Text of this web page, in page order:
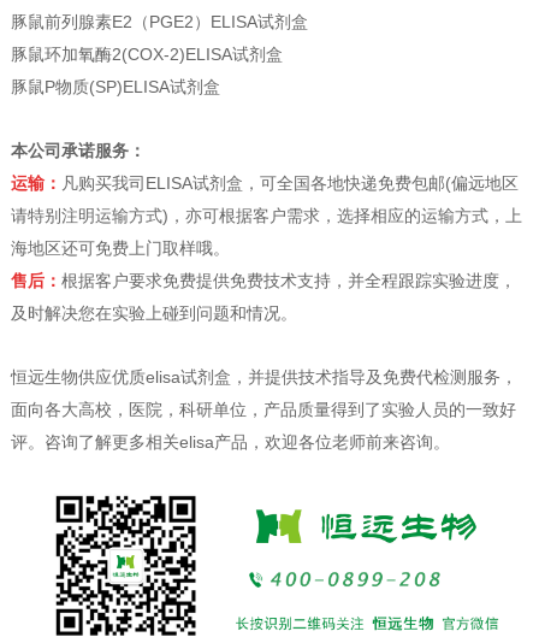
豚鼠前列腺素E2（PGE2）ELISA试剂盒
豚鼠环加氧酶2(COX-2)ELISA试剂盒
豚鼠P物质(SP)ELISA试剂盒
本公司承诺服务：
运输： 凡购买我司ELISA试剂盒，可全国各地快递免费包邮(偏远地区
请特别注明运输方式)，亦可根据客户需求，选择相应的运输方式，上
海地区还可免费上门取样哦。
售后： 根据客户要求免费提供免费技术支持，并全程跟踪实验进度，
及时解决您在实验上碰到问题和情况。
恒远生物供应优质elisa试剂盒，并提供技术指导及免费代检测服务，
面向各大高校，医院，科研单位，产品质量得到了实验人员的一致好
评。咨询了解更多相关elisa产品，欢迎各位老师前来咨询。